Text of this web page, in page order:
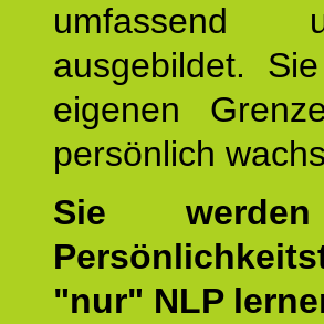
umfassend
ausgebildet.
eigenen
persönlich
Sie
"nur" NLP